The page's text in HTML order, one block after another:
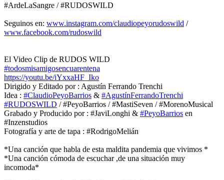
#ArdeLaSangre / #RUDOSWILD
Seguinos en: www.instagram.com/claudiopeyorudoswild /
www.facebook.com/rudoswild
El Video Clip de RUDOS WILD
#todosmisamigosencuarentena
https://youtu.be/iYxxaHF_Iko
Dirigido y Editado por : Agustín Ferrando Trenchi
Idea : #ClaudioPeyoBarrios & #AgustínFerrandoTrenchi
#RUDOSWILD / #PeyoBarrios / #MastiSeven / #MorenoMusical
Grabado y Producido por : #JaviLonghi & #PeyoBarrios en
#Inzenstudios
Fotografía y arte de tapa : #RodrigoMelián
*Una canción que habla de esta maldita pandemia que vivimos *
*Una canción cómoda de escuchar ,de una situación muy
incomoda*